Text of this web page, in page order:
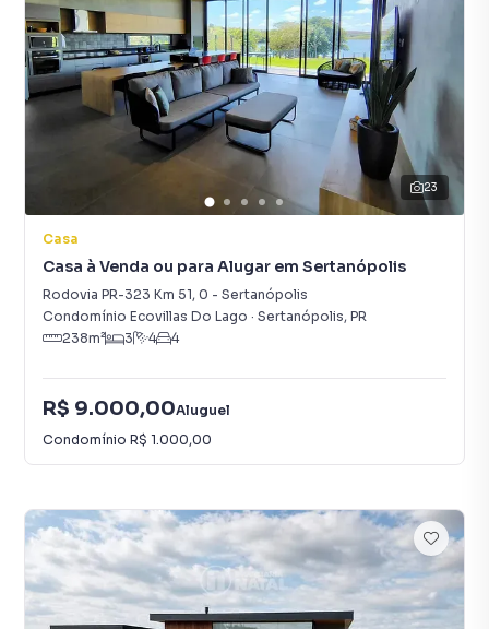
23
Casa
Casa à Venda ou para Alugar em Sertanópolis
Rodovia PR-323 Km 51, 0 - Sertanópolis
Condomínio Ecovillas Do Lago · Sertanópolis, PR
238m² 3 4 4
R$ 9.000,00Aluguel
Condomínio R$ 1.000,00